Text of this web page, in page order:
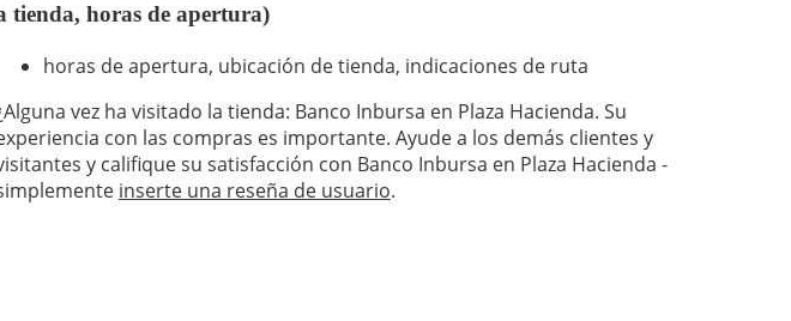
tienda, horas de apertura)
horas de apertura, ubicación de tienda, indicaciones de ruta
vez ha visitado la tienda: Banco Inbursa en Plaza Hacienda. Su
con las compras es importante. Ayude a los demás clientes y
y califique su satisfacción con Banco Inbursa en Plaza Hacienda -
inserte una reseña de usuario.